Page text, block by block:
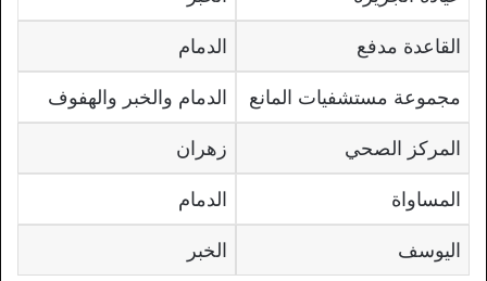
القاعدة مدفع الدمام
مجموعة مستشفيات المانع الدمام والخبر والهفوف
المركز الصحي زهران
المساواة الدمام
اليوسف الخبر